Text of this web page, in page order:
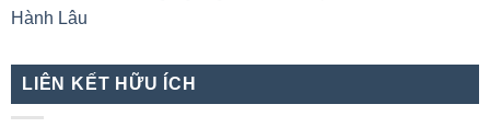
Hành Lâu
LIÊN KẾT HỮU ÍCH